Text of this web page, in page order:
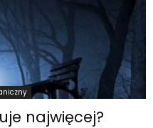
najwięcej?